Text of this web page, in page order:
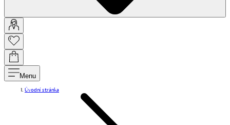
Menu
Úvodní stránka